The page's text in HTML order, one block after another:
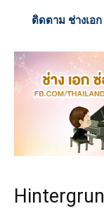
ติดตาม ช่างเอ